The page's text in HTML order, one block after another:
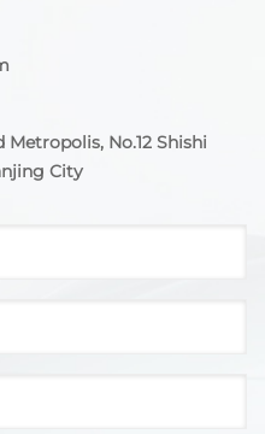
Metropolis, No.12 Shishi
City